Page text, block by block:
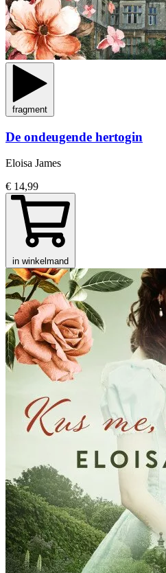
fragment
De ondeugende hertogin
Eloisa James
€ 14,99
in winkelmand